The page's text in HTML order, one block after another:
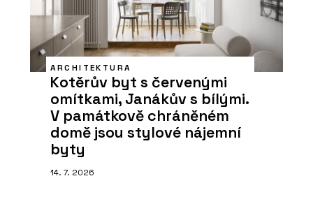
ARCHITEKTURA
Kotěrův byt s červenými
omítkami, Janákův s bílými.
V památkově chráněném
domě jsou stylové nájemní
byty
14. 7. 2026